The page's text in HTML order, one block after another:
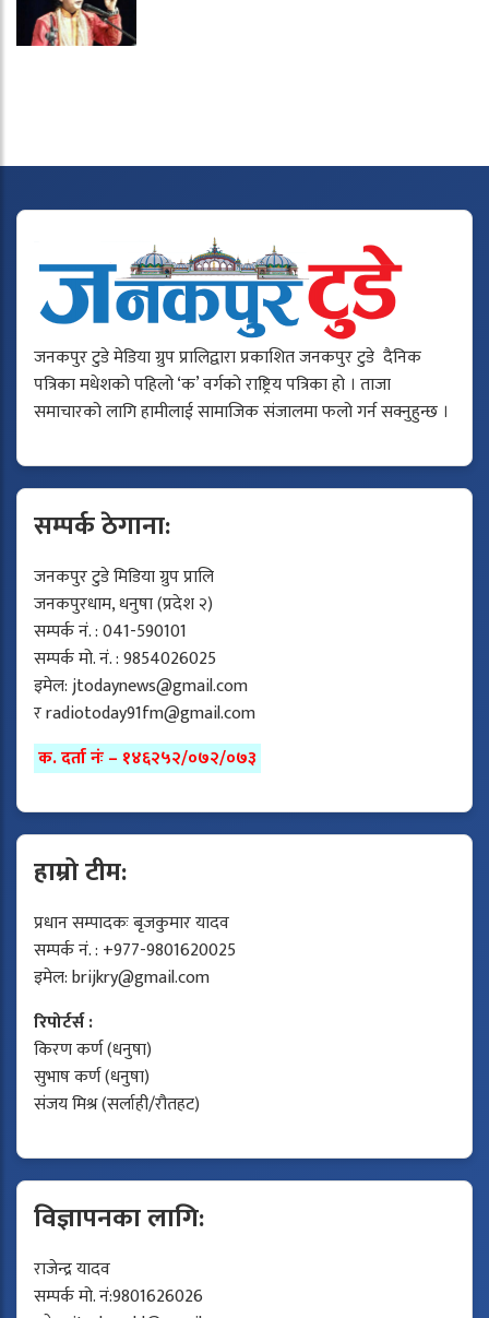
जनकपुर टुडे मेडिया ग्रुप प्रालिद्वारा प्रकाशित जनकपुर टुडे दैनिक
पत्रिका मधेशको पहिलो ‘क’ वर्गको राष्ट्रिय पत्रिका हो । ताजा
समाचारको लागि हामीलाई सामाजिक संजालमा फलो गर्न सक्नुहुन्छ ।
सम्पर्क ठेगाना:
जनकपुर टुडे मिडिया ग्रुप प्रालि
जनकपुरधाम, धनुषा (प्रदेश २)
सम्पर्क नं. : 041-590101
सम्पर्क मो. नं. : 9854026025
इमेल:jtodaynews@gmail.com
रradiotoday91fm@gmail.com
क. दर्ता नंः – १४६२५२/०७२/०७३
हाम्रो टीम:
प्रधान सम्पादकः बृजकुमार यादव
सम्पर्क नं. : +977-9801620025
इमेल:brijkry@gmail.com
रिपोर्टर्स :
किरण कर्ण (धनुषा)
सुभाष कर्ण (धनुषा)
संजय मिश्र (सर्लाही/रौतहट)
विज्ञापनका लागि:
राजेन्द्र यादव
सम्पर्क मो. नं:9801626026